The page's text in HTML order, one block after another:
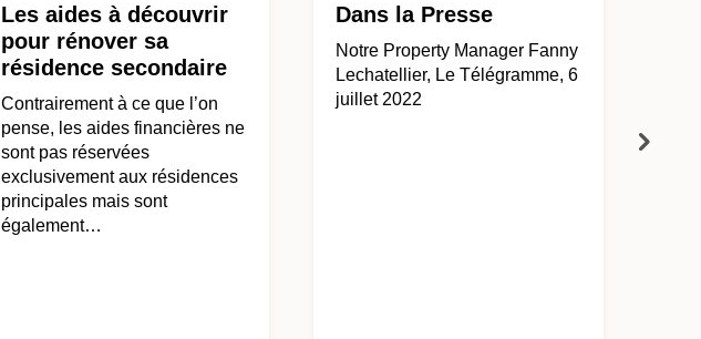
Les aides à découvrir
pour rénover sa
résidence secondaire
Contrairement à ce que l’on
pense, les aides financières ne
sont pas réservées
exclusivement aux résidences
principales mais sont
également…
Dans la Presse
Notre Property Manager Fanny
Lechatellier, Le Télégramme, 6
juillet 2022